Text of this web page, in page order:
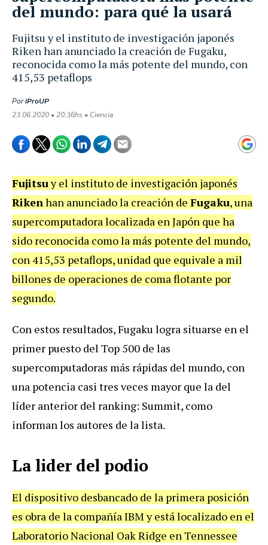
Fujitsu y el instituto de investigación japonés
Riken han anunciado la creación de Fugaku,
reconocida como la más potente del mundo, con
415,53 petaflops
PoriProUP
23.06.2020 • 20:36hs • Ciencia
del mundo: para qué la usará
Fujitsuy el instituto de investigación japonés
Rikenhan anunciado la creación de Fugaku, una
supercomputadora localizada en Japón que ha
sido reconocida como la más potente del mundo,
con 415,53 petaflops, unidad que equivale a mil
billones de operaciones de coma flotante por
segundo.
Con estos resultados, Fugaku logra situarse en el
primer puesto del Top 500 de las
supercomputadoras más rápidas del mundo, con
una potencia casi tres veces mayor que la del
líder anterior del ranking: Summit, como
informan los autores de la lista.
La lider del podio
El dispositivo desbancado de la primera posición
es obra de la compañía IBM y está localizado en el
Laboratorio Nacional Oak Ridge en Tennessee